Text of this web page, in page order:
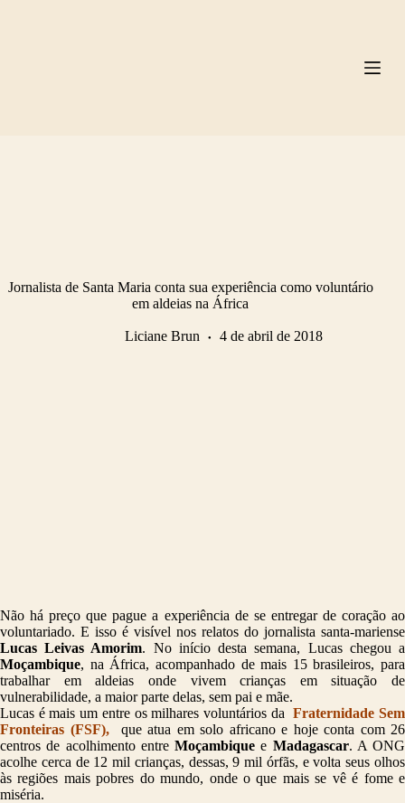
Jornalista de Santa Maria conta sua experiência como voluntário
em aldeias na África
Liciane Brun 4 de abril de 2018
Não há preço que pague a experiência de se entregar de coração ao
voluntariado. E isso é visível nos relatos do jornalista santa-mariense
Lucas Leivas Amorim. No início desta semana, Lucas chegou a
Moçambique, na África, acompanhado de mais 15 brasileiros, para
trabalhar em aldeias onde vivem crianças em situação de
vulnerabilidade, a maior parte delas, sem pai e mãe.
Lucas é mais um entre os milhares voluntários da Fraternidade Sem
Fronteiras (FSF),
que atua em solo africano e hoje conta com 26
centros de acolhimento entre Moçambique e Madagascar. A ONG
acolhe cerca de 12 mil crianças, dessas, 9 mil órfãs, e volta seus olhos
às regiões mais pobres do mundo, onde o que mais se vê é fome e
miséria.